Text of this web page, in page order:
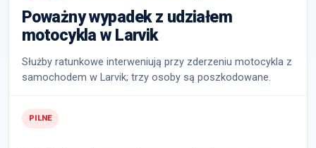
Poważny wypadek z udziałem
motocykla w Larvik
Służby ratunkowe interweniują przy zderzeniu motocykla z
samochodem w Larvik; trzy osoby są poszkodowane.
PILNE